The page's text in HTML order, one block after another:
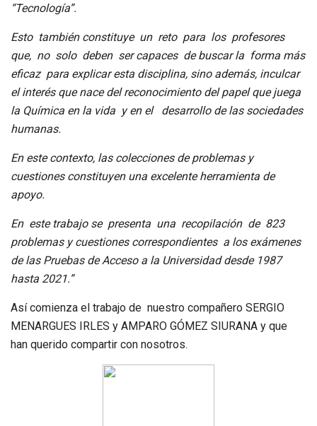
“Tecnología”.
Esto también constituye un reto para los profesores
que, no solo deben ser capaces de buscar la forma más
eficaz para explicar esta disciplina, sino además, inculcar
el interés que nace del reconocimiento del papel que juega
la Química en la vida y en el desarrollo de las sociedades
humanas.
En este contexto, las colecciones de problemas y
cuestiones constituyen una excelente herramienta de
apoyo.
En este trabajo se presenta una recopilación de 823
problemas y cuestiones correspondientes a los exámenes
de las Pruebas de Acceso a la Universidad desde 1987
hasta 2021.”
Así comienza el trabajo de nuestro compañero SERGIO
MENARGUES IRLES y AMPARO GÓMEZ SIURANA y que
han querido compartir con nosotros.